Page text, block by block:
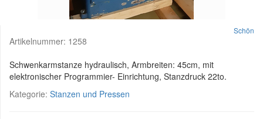
Schön
Artikelnummer: 1258
Schwenkarmstanze hydraulisch, Armbreiten: 45cm, mit
elektronischer Programmier- Einrichtung, Stanzdruck 22to.
Kategorie: Stanzen und Pressen